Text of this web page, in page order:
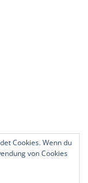
Cookies. Wenn du
von Cookies